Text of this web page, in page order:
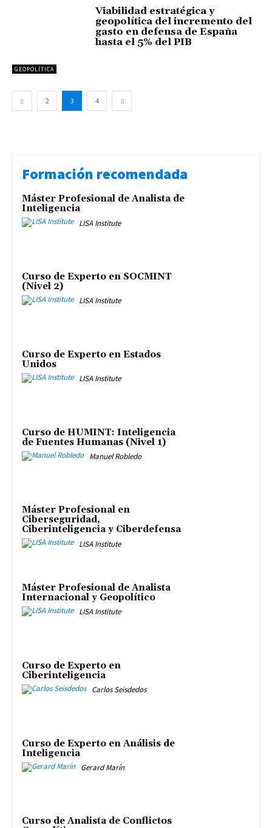
GEOPOLÍTICA
Viabilidad estratégica y
geopolítica del incremento del
gasto en defensa de España
hasta el 5% del PIB
2 3 4
Formación recomendada
Máster Profesional de Analista de
Inteligencia
LISA Institute
Curso de Experto en SOCMINT
(Nivel 2)
LISA Institute
Curso de Experto en Estados
Unidos
LISA Institute
Curso de HUMINT: Inteligencia
de Fuentes Humanas (Nivel 1)
Manuel Robledo
Máster Profesional en
Ciberseguridad,
Ciberinteligencia y Ciberdefensa
LISA Institute
Máster Profesional de Analista
Internacional y Geopolítico
LISA Institute
Curso de Experto en
Ciberinteligencia
Carlos Seisdedos
Curso de Experto en Análisis de
Inteligencia
Gerard Marín
Curso de Analista de Conflictos